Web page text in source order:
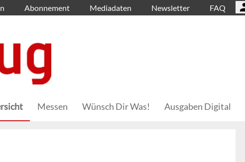
Abonnement Mediadaten Newsletter FAQ
Messen Wünsch Dir Was! Ausgaben Digital